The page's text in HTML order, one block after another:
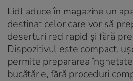
Lidl aduce în magazine un
destinat celor care vor să
deserturi reci rapid și fără
Dispozitivul este compact,
permite prepararea
bucătărie, fără proceduri